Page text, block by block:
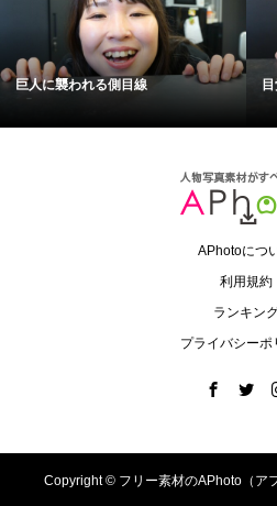
巨人に襲われる側目線
APhotoにつ
利用規約
ランキン
プライバシーポ
Copyright © フリー素材のAPhoto（ア